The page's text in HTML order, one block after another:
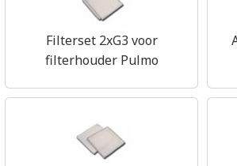
Filterset 2xG3 voor
filterhouder Pulmo